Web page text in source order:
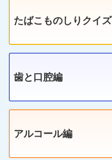
たばこものしりクイズ
歯と口腔編
アルコール編